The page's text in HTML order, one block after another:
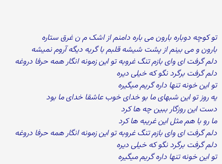
تو کوچه دوباره بارون می باره دامنم از اشک م ن غرق ستاره
بارون و می بینم از پشت شیشه قلبم با گریه دیگه آروم نمیشه
دلم گرفت ای وای بازم تنگ غروبه تو این زمونه انگار همه حرفا دروغه
دلم گرفت برگرد نگو که خیلی دیره
تو این خونه تنها داره گریم میگیره
یه روز تو این شبهای ما بو خدای خوب عاشقا خدای ما بود
دست این روزگار ببین چه ها کرد
ما رو با هم مثل این غریبه ها کرد
دلم گرفت ای وای بازم تنگ غروبه تو این زمونه انگار همه حرفا دروغه
دلم گرفت برگرد نگو که خیلی دیره
تو این خونه تنها داره گریم میگیره